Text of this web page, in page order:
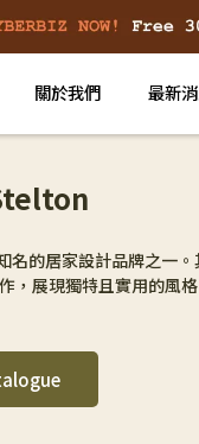
關於我們 最新
的居家設計品牌之一。
，展現獨特且實用的風